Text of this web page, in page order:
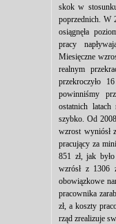
skok w
poprzednich. W
osiągnęła
pracy
Miesięczne
realnym
przekroczyło
powinniśmy
ostatnich latach
szybko. Od
wzrost wyniósł
pracujący za
851 zł, jak
wzrósł z 1306
obowiązkowe
pracownika
zł, a koszty
rząd zrealizuje